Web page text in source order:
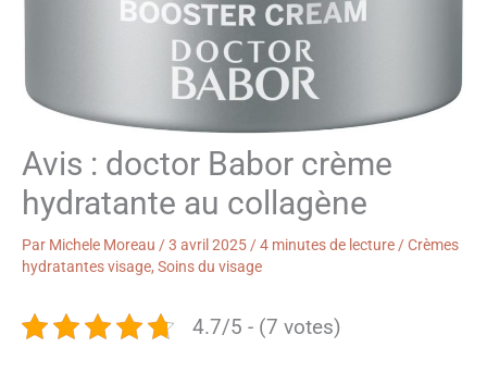
Avis : doctor Babor crème
hydratante au collagène
Par Michele Moreau /3 avril 2025 /4 minutes de lecture /Crèmes
hydratantes visage, Soins du visage
4.7/5 - (7 votes)